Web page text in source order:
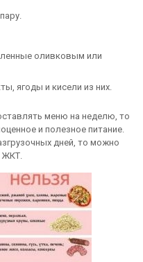
оливковым или
ягоды и кисели из них.
меню на неделю, то
и полезное питание.
дней, то можно
ЖКТ.